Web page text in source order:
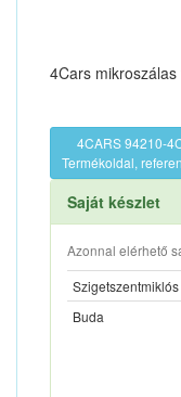
4Cars
4CARS 94210-
Termékoldal,
Saját készlet
Azonnal elérhető
Szigetszentmiklós
Buda